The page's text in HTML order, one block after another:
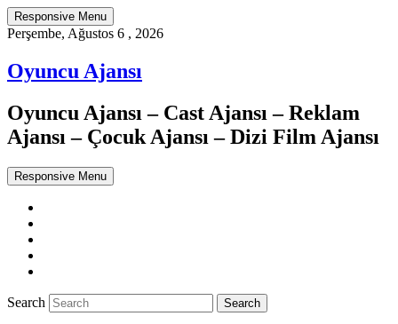
Responsive Menu
Perşembe, Ağustos 6 , 2026
Oyuncu Ajansı
Oyuncu Ajansı – Cast Ajansı – Reklam
Ajansı – Çocuk Ajansı – Dizi Film Ajansı
Responsive Menu
Search